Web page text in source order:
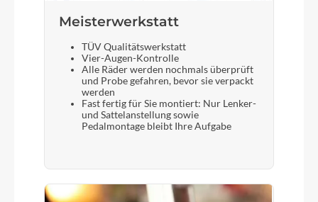
Meisterwerkstatt
TÜV Qualitätswerkstatt
Vier-Augen-Kontrolle
Alle Räder werden nochmals überprüft
und Probe gefahren, bevor sie verpackt
werden
Fast fertig für Sie montiert: Nur Lenker-
und Sattelanstellung sowie
Pedalmontage bleibt Ihre Aufgabe